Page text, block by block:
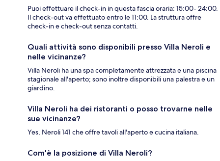
Puoi effettuare il check-in in questa fascia oraria: 15:00- 24:00.
Il check-out va effettuato entro le 11:00. La struttura offre
check-in e check-out senza contatti.
Quali attività sono disponibili presso Villa Neroli e
nelle vicinanze?
Villa Neroli ha una spa completamente attrezzata e una piscina
stagionale all'aperto; sono inoltre disponibili una palestra e un
giardino.
Villa Neroli ha dei ristoranti o posso trovarne nelle
sue vicinanze?
Yes, Neroli 141 che offre tavoli all'aperto e cucina italiana.
Com'è la posizione di Villa Neroli?